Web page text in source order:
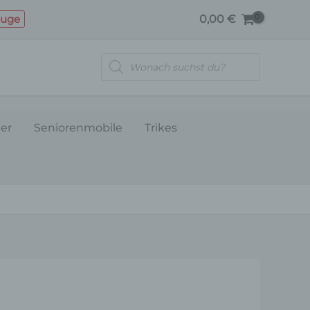
0,00 €
Products
search
Seniorenmobile Trikes